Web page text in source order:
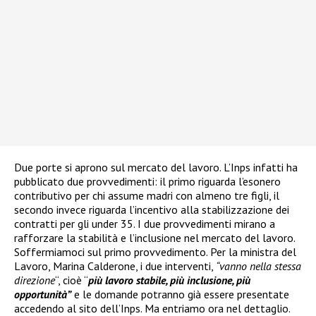
Due porte si aprono sul mercato del lavoro. L’Inps infatti ha
pubblicato due provvedimenti: il primo riguarda l’esonero
contributivo per chi assume madri con almeno tre figli, il
secondo invece riguarda l’incentivo alla stabilizzazione dei
contratti per gli under 35. I due provvedimenti mirano a
rafforzare la stabilità e l’inclusione nel mercato del lavoro.
Soffermiamoci sul primo provvedimento. Per la ministra del
Lavoro, Marina Calderone, i due interventi, “vanno nella stessa
direzione“, cioè “più lavoro stabile, più inclusione, più
opportunità”e le domande potranno già essere presentate
accedendo al sito dell’Inps. Ma entriamo ora nel dettaglio.